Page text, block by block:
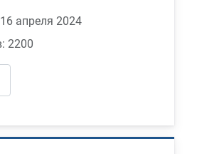
апреля 2024
2200